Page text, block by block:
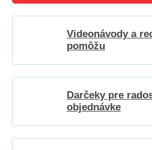
Videonávody a
pomôžu
Darčeky pre
objednávke